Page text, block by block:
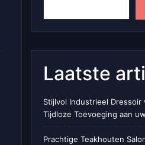
Laatste
Stijlvol Industrieel Dressoir
Tijdloze Toevoeging aan
Prachtige Teakhouten